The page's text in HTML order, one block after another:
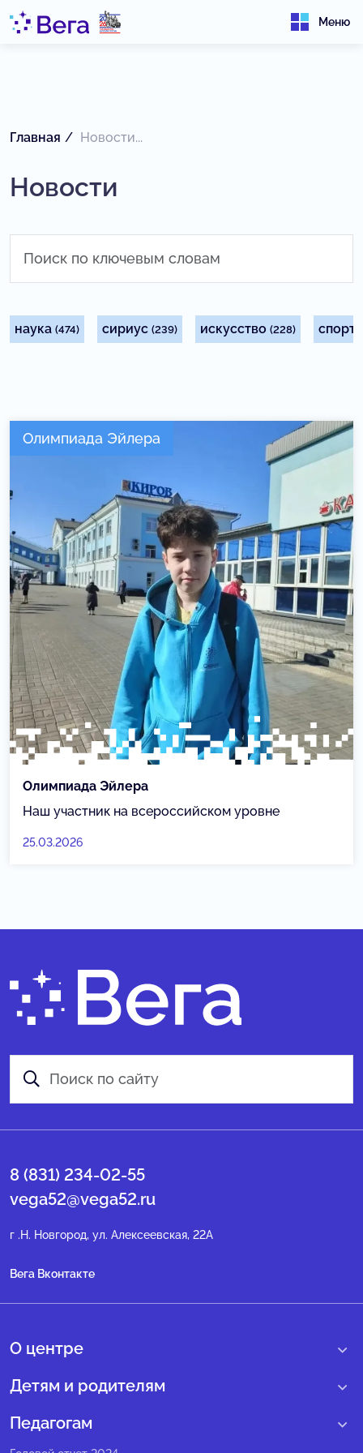
Меню
Главная Новости...
Новости
наука (474) сириус (239) искусство (228) спорт
Олимпиада Эйлера
Олимпиада Эйлера
Наш участник на всероссийском уровне
25.03.2026
8 (831) 234-02-55
vega52@vega52.ru
г .Н. Новгород, ул. Алексеевская, 22А
Вега Вконтакте
О центре
О нас
Структура регионального центра
Детям и родителям
Учебные интенсивные сборы
Педагогам